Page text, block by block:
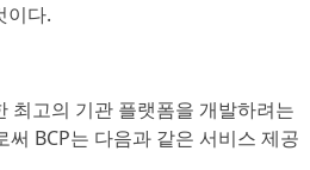
이다.
최고의 기관 플랫폼을 개발하려는
BCP는 다음과 같은 서비스 제공